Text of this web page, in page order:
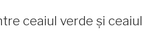
ceaiul verde și ceaiul